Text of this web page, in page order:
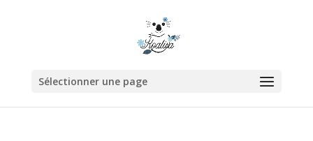
Sélectionner une page